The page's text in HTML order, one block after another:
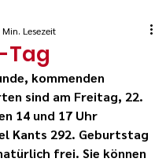
Tag
Min. Lesezeit
kommenden
sind am Freitag, 22.
14 und 17 Uhr
Kants 292. Geburtstag
frei. Sie können